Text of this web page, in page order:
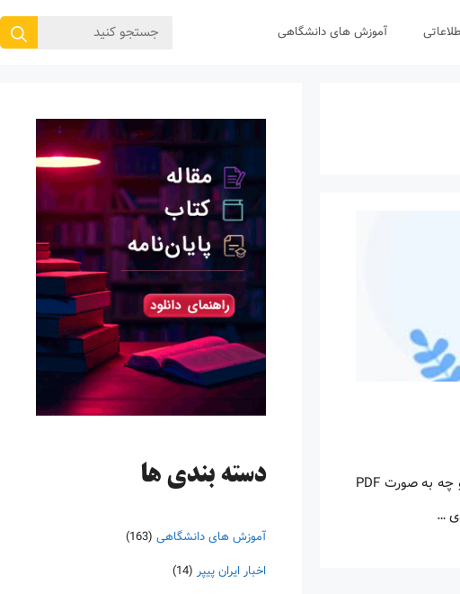
آموزش های دانشگاهی
جستجوی
اینروزها خرید PDF کتاب‎های خارجی بسیار رواج یافته است. با آنکه نسخه‌های ترجمه شده بسیار زیادی از کتاب‌ها چه به صورت چاپی و چه به صورت PDF
…
دسته‌ بندی ها
آموزش های دانشگاهی (163)
اخبار ایران پیپر (14)